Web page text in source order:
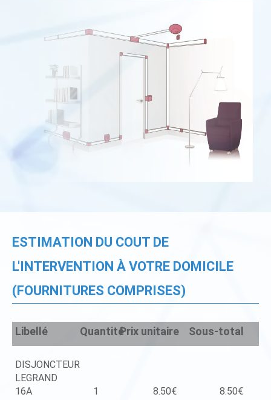
ESTIMATION DU COUT DE
L'INTERVENTION À VOTRE DOMICILE
(FOURNITURES COMPRISES)
Libellé QuantitéPrix unitaire Sous-total
DISJONCTEUR
LEGRAND
16A
1 8.50€ 8.50€